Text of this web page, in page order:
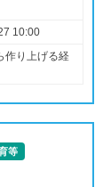
10:00
作り上げる経
等